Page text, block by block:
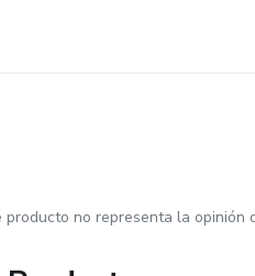
no representa la opinión